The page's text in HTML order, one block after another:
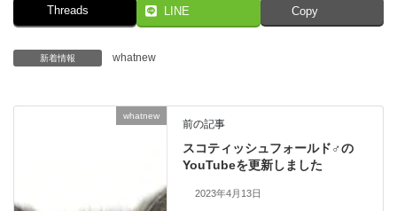
Threads LINE Copy
新着情報 whatnew
whatnew
前の記事
スコティッシュフォールド♂の
YouTubeを更新しました
2023年4月13日